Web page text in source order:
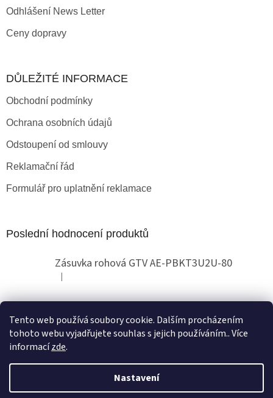
Tento web používá soubory cookie. Dalším procházením
tohoto webu vyjadřujete souhlas s jejich používáním.. Více
informacízde.
Nastavení
Odhlášení News Letter
Ceny dopravy
DŮLEŽITÉ INFORMACE
Obchodní podmínky
Ochrana osobních údajů
Odstoupení od smlouvy
Reklamační řád
Formulář pro uplatnění reklamace
Poslední hodnocení produktů
Zásuvka rohová GTV AE-PBKT3U2U-80
Hodnocení produktu je 2 z 5 hvězdiček.
|
Obchodní pokyny
Vytvořil Shoptet